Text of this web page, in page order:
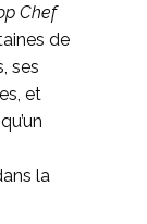
Chef
de
ses
et
la